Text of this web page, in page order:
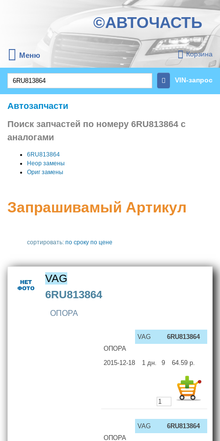
©АВТОЧАСТЬ
Меню Корзина
VIN-запрос
Автозапчасти
Поиск запчастей по номеру 6RU813864 с
аналогами
6RU813864
Неор замены
Ориг замены
Запрашивамый Артикул
сортировать: по сроку по цене
VAG
6RU813864
ОПОРА
VAG
6RU813864
ОПОРА
2015-12-18
1 дн. 9 64.59 р.
VAG
6RU813864
ОПОРА